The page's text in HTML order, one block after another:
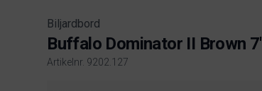
Biljardbord
Buffalo Dominator II Brown 7'
Artikelnr. 9202.127
Product information